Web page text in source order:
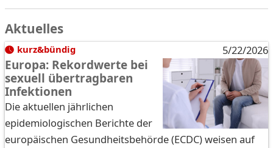
Aktuelles
kurz&bündig 5/22/2026
Europa: Rekordwerte bei
sexuell übertragbaren
Infektionen
Die aktuellen jährlichen
epidemiologischen Berichte der
europäischen Gesundheitsbehörde (ECDC) weisen auf